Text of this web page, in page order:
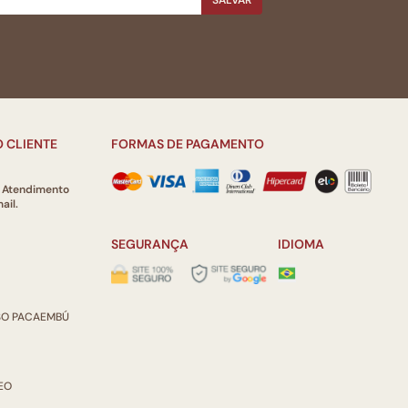
CLIENTE
Atendimento
PACAEMBÚ
FORMAS DE PAGAMENTO
SEGURANÇA IDIOMA